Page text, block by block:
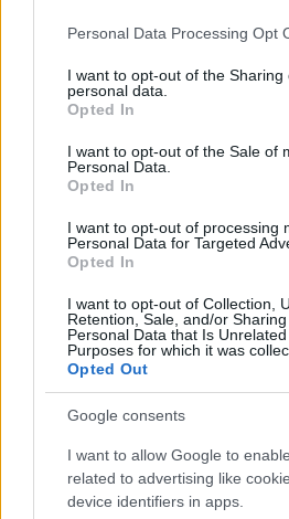
Please note that this website/app
not limited to your visit or usage
grant or deny consent to Google
use your data for below specified
consent section.
Personal Data Processing Opt
I want to opt-out of the Sharing
personal data.
Opted In
I want to opt-out of the Sale of
Personal Data.
Opted In
I want to opt-out of processing
Personal Data for Targeted
Opted In
I want to opt-out of Collection,
Retention, Sale, and/or
Personal Data that Is
Purposes for which it was
Opted Out
Google consents
I want to allow Google to
related to advertising like
device identifiers in apps.
Sajtó: Az Aston Martintól érkezik
Óriási bevétel-visszaesést
második